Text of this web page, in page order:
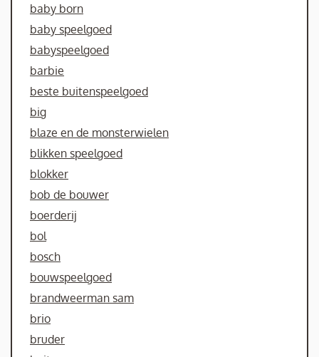
baby born
baby speelgoed
babyspeelgoed
barbie
beste buitenspeelgoed
big
blaze en de monsterwielen
blikken speelgoed
blokker
bob de bouwer
boerderij
bol
bosch
bouwspeelgoed
brandweerman sam
brio
bruder